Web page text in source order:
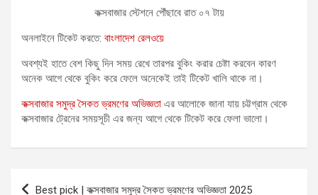
কক্সবাজার স্টেশনে পৌঁছাবে রাত ০৭ টায়
অনলাইনে টিকেট করতে: বাংলাদেশ রেলওয়ে
অবশ্যই হাতে বেশ কিছু দিন সময় রেখে তারপর বুকিং করার চেষ্টা করবেন কারণ
অনেক আগে থেকে বুকিং করে ফেলে অনেকেই তাই টিকেট খালি থাকে না।
কক্সবাজার সমুদ্র সৈকত ভ্রমণের অভিজ্ঞতা এর আলোকে জানা যায় চট্টগ্রাম থেকে
কক্সবাজার ট্রেনের সময়সূচী এর জন্য আগে থেকে টিকেট করে ফেলা ভালো।
Post
Best pick | কক্সবাজার সমুদ্র সৈকত ভ্রমণের অভিজ্ঞতা 2025